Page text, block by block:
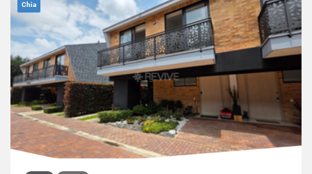
Chia